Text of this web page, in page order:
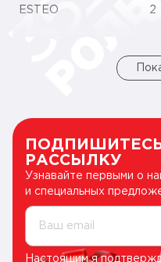
ESTEO 2
РАССЫЛКУ
Узнавайте первыми о
и специальных
Ваш email
Настоящим я